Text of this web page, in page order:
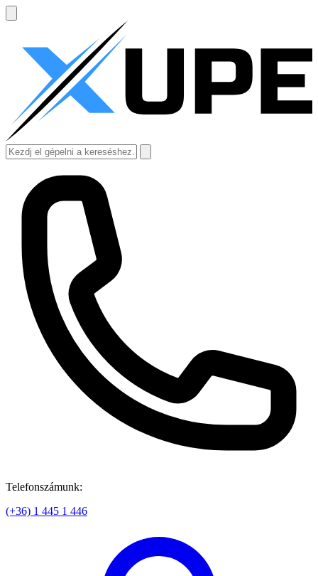
Telefonszámunk:
(+36) 1 445 1 446